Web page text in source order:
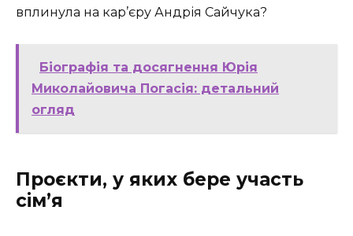
вплинула на кар’єру Андрія Сайчука?
Біографія та досягнення Юрія
Миколайовича Погасія: детальний
огляд
Проєкти, у яких бере участь
сім’я